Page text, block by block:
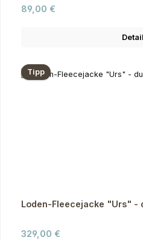
Regulärer Preis:
89,00 €
Tipp
Loden-Fleecejacke "Urs" -
Regulärer Preis:
329,00 €